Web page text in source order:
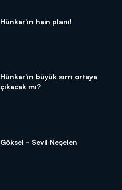
Hünkar'ın hain planı!
Hünkar'ın büyük sırrı ortaya
çıkacak mı?
Göksel - Sevil Neşelen